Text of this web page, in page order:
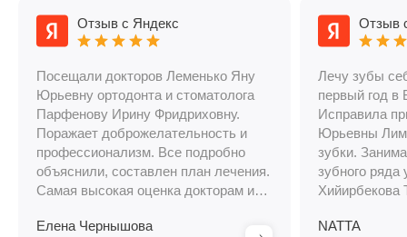
Отзыв с Яндекс
Посещали докторов Леменько Яну
Юрьевну ортодонта и стоматолога
Парфенову Ирину Фридриховну.
Поражает доброжелательность и
профессионализм. Все подробно
объяснили, составлен план лечения.
Самая высокая оценка докторам и
Елена Чернышова
Отзыв
Лечу зубы
первый год в
Исправила
Юрьевны
зубки.
зубного ряда
Хийирбекова
врачей). Так
NATTA